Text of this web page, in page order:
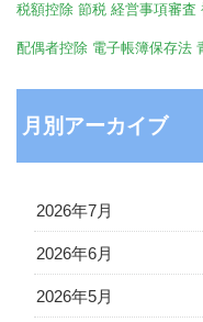
税額控除 節税 経営事項審査
配偶者控除 電子帳簿保存法
月別アーカイブ
2026年7月
2026年6月
2026年5月